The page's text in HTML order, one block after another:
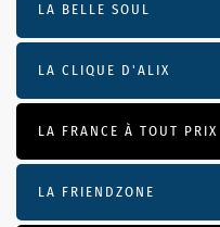
LA BELLE SOUL
LA CLIQUE D'ALIX
LA FRANCE À TOUT PRIX
LA FRIENDZONE